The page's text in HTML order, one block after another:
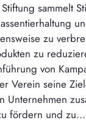
sammelt
zu
zu
von
Verein seine
Unternehmen
fördern und zu...